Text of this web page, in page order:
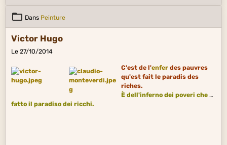
Dans Peinture
Victor Hugo
Le 27/10/2014
C'est de l'enferdes pauvres
qu'est fait le paradis des
riches.
È dell'inferno dei poveri che è
fatto il paradiso dei ricchi.